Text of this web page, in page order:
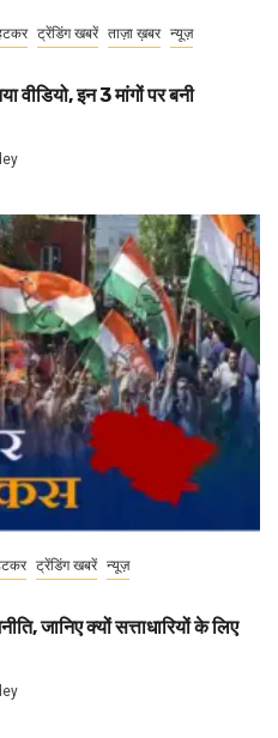
ट्रेंडिंग खबरें ताज़ा ख़बर न्यूज़
इन 3 मांगों पर बनी
ट्रेंडिंग खबरें न्यूज़
जानिए क्यों सत्ताधारियों के लिए